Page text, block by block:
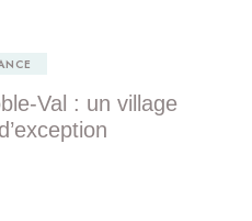
Val : un village